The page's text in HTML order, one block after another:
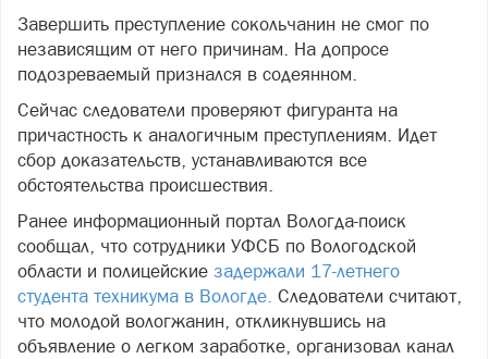
Завершить преступление сокольчанин не смог по
независящим от него причинам. На допросе
подозреваемый признался в содеянном.
Сейчас следователи проверяют фигуранта на
причастность к аналогичным преступлениям. Идет
сбор доказательств, устанавливаются все
обстоятельства происшествия.
Ранее информационный портал Вологда-поиск
сообщал, что сотрудники УФСБ по Вологодской
области и полицейские задержали 17-летнего
студента техникума в Вологде. Следователи считают,
что молодой вологжанин, откликнувшись на
объявление о легком заработке, организовал канал